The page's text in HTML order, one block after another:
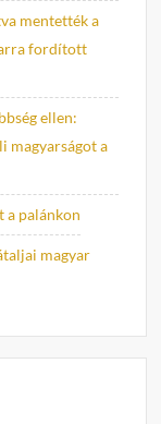
mentették a
fordított
ellen:
magyarságot a
a palánkon
magyar